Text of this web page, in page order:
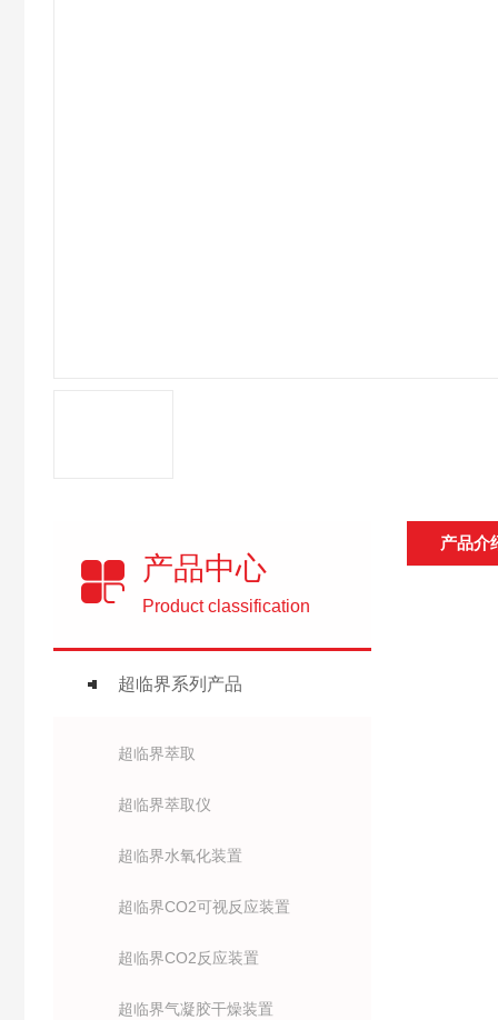
产品中心
Product classification
超临界系列产品
超临界萃取
超临界萃取仪
超临界水氧化装置
超临界CO2可视反应装置
超临界CO2反应装置
超临界气凝胶干燥装置
产品介